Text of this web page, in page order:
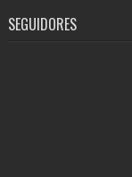
SEGUIDORES